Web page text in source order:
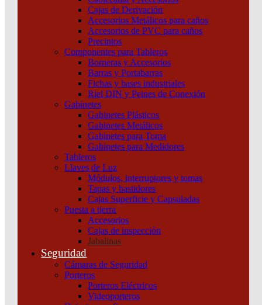
Cajas de Derivación
Accesorios Metálicos para caños
Accesorios de PVC para caños
Precintos
Componentes para Tableros
Borneras y Accesorios
Barras y Portabarras
Fichas y bases industriales
Riel DIN y Peines de Conexión
Gabinetes
Gabinetes Plásticos
Gabinetes Metálicos
Gabinetes para Toma
Gabinetes para Medidores
Tableros
Llaves de Luz
Módulos, interruptores y tomas
Tapas y bastidores
Cajas Superficie y Capsuladas
Puesta a tierra
Accesorios
Cajas de inspección
Jabalinas
Seguridad
Cámaras de Seguridad
Porteros
Porteros Eléctricos
Videoporteros
© 2024 Electricidad del Sur | Todos los derechos resercados | Desarrollado por